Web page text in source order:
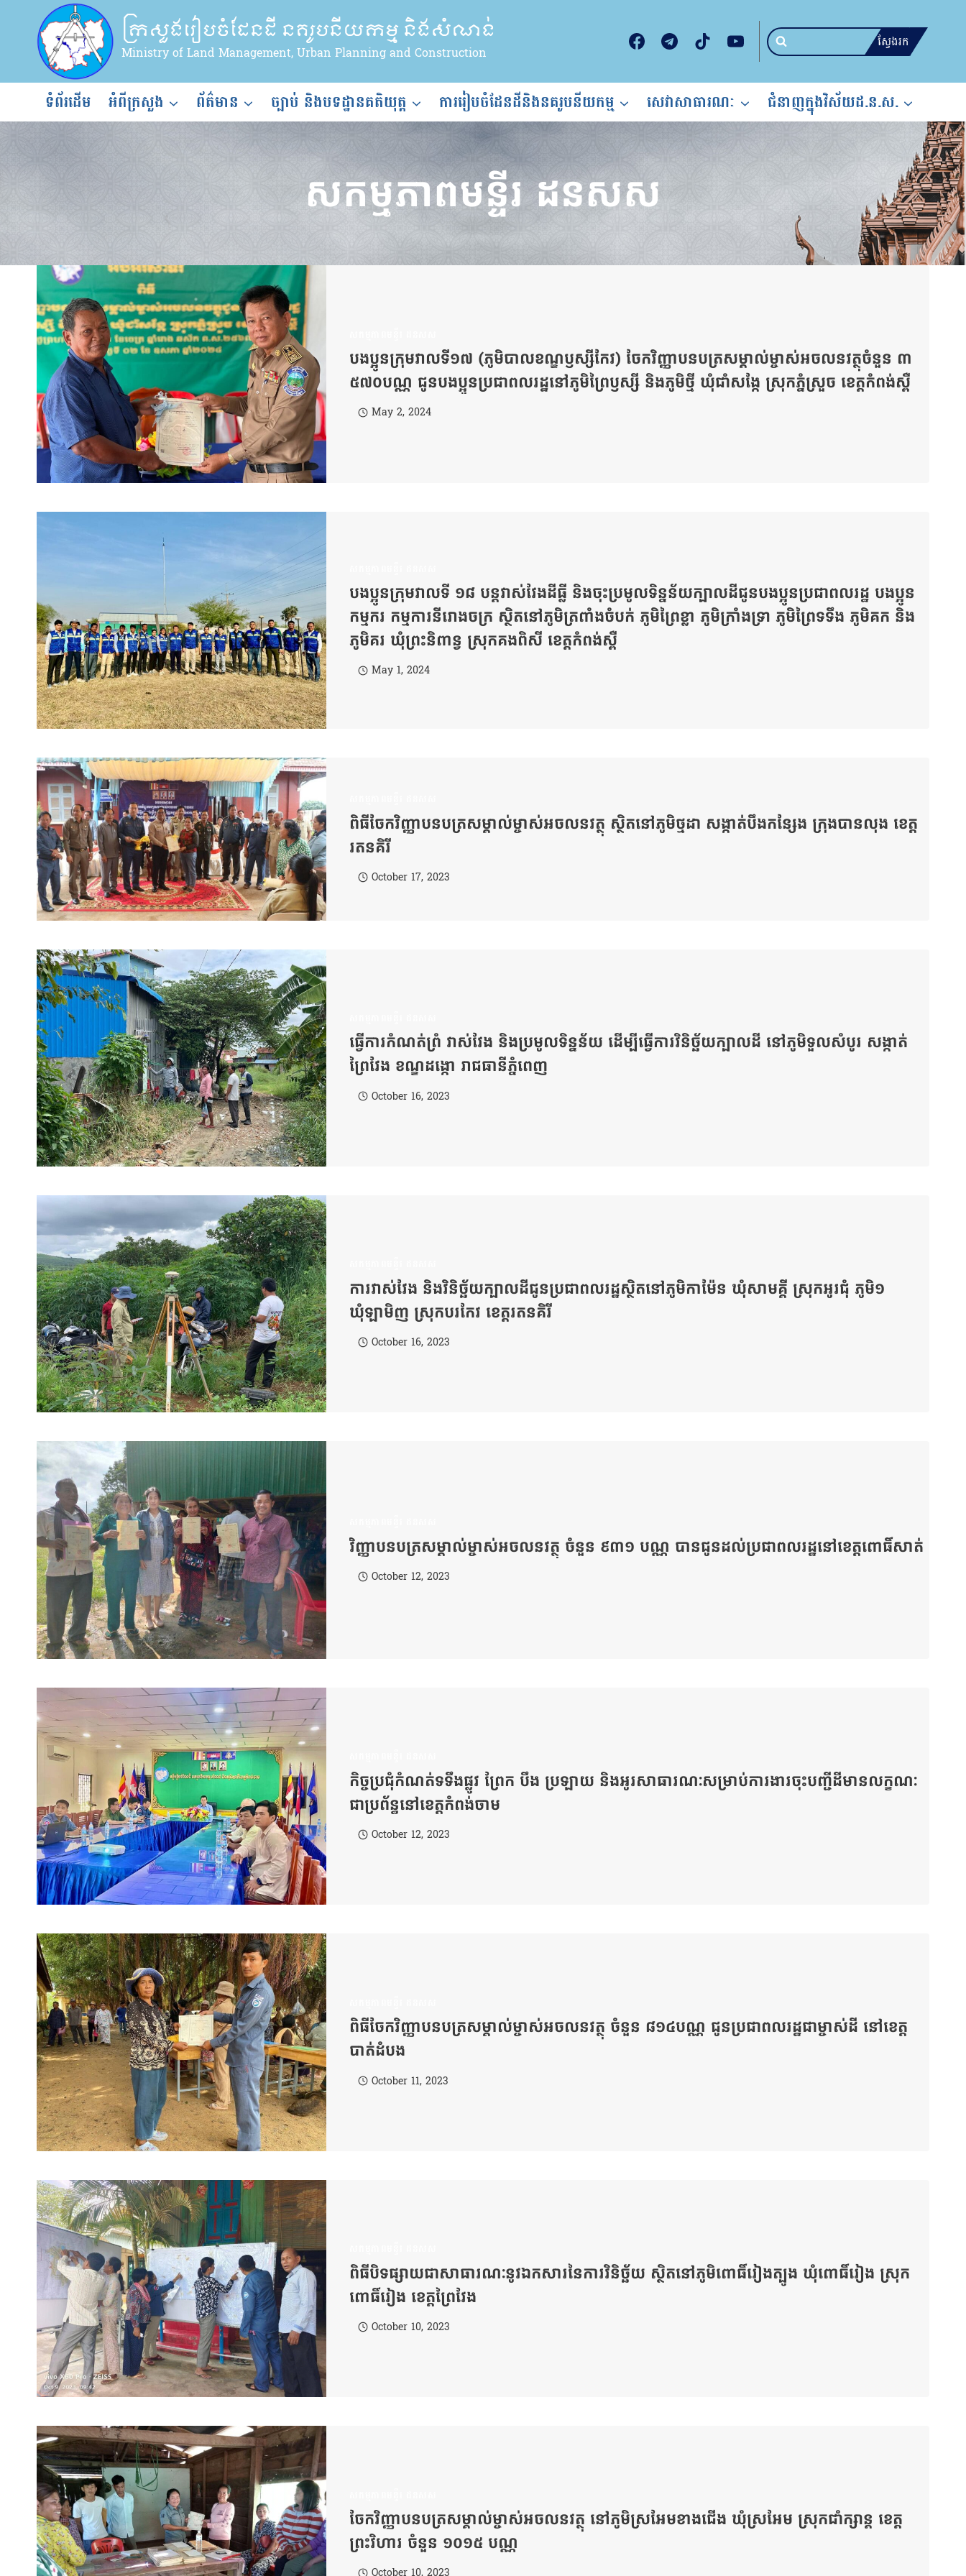
content
ក្រសួងរៀបចំដែនដី នគរូបនីយកម្ម និងសំណង់
Ministry of Land Management, Urban Planning and Construction
ស្វែងរក
ទំព័រដើម អំពីក្រសួង ព័ត៌មាន ច្បាប់ និងបទដ្ឋានគតិយុត្ត ការរៀបចំដែនដីនិងនគរូបនីយកម្ម សេវាសាធារណៈ ជំនាញក្នុងវិស័យដ.ន.ស.
សកម្មភាពមន្ទីរ ដនសស
បងប្អូនក្រុមវាលទី១៧ (ភូមិបាលខណ្ឌឫស្សីកែវ) ចែកវិញ្ញាបនបត្រសម្គាល់ម្ចាស់អចលនវត្ថុចំនួន ៣
៥៧០បណ្ណ ជូនបងប្អូនប្រជាពលរដ្ឋនៅភូមិព្រៃឫស្សី និងភូមិថ្មី ឃុំជាំសង្កែ ស្រុកភ្នំស្រួច ខេត្តកំពង់ស្ពឺ
May 2, 2024
បងប្អូនក្រុមវាលទី ១៨ បន្តវាស់វែងដីធ្លី និងចុះប្រមូលទិន្នន័យក្បាលដីជូនបងប្អូនប្រជាពលរដ្ឋ បងប្អូន
កម្មករ កម្មការនីរោងចក្រ ស្ថិតនៅភូមិត្រពាំងចំបក់ ភូមិព្រៃខ្លា ភូមិក្រាំងទ្រា ភូមិព្រៃទទឹង ភូមិគក និង
ភូមិគរ ឃុំព្រះនិពាន្វ ស្រុកគងពិសី ខេត្តកំពង់ស្ពឺ
May 1, 2024
ពិធីចែកវិញ្ញាបនបត្រសម្គាល់ម្ចាស់អចលនវត្ថុ ស្ថិតនៅភូមិថ្មដា សង្កាត់បឹងកន្សែង ក្រុងបានលុង ខេត្ត
រតនគិរី
October 17, 2023
ធ្វើការកំណត់ព្រំ វាស់វែង និងប្រមូលទិន្នន័យ ដើម្បីធ្វើការវិនិច្ឆ័យក្បាលដី នៅភូមិទួលសំបូរ សង្កាត់
ព្រៃវែង ខណ្ឌដង្កោ រាជធានីភ្នំពេញ
October 16, 2023
ការវាស់វែង និងវិនិច្ឆ័យក្បាលដីជូនប្រជាពលរដ្ឋស្ថិត​នៅភូមិកាម៉ែន ឃុំសាមគ្គី ស្រុកអូរជុំ ភូមិ១
ឃុំឡាមិញ ស្រុកបរកែវ​ ខេត្តរតនគិរី​
October 16, 2023
វិញ្ញាបនបត្រសម្គាល់ម្ចាស់អចលនវត្ថុ ចំនួន ៩៣១ បណ្ណ​ បានជូនដល់ប្រជាពលរដ្ឋនៅខេត្តពោធិ៍សាត់​
October 12, 2023
កិច្ចប្រជុំកំណត់ទទឹងផ្លូវ ព្រែក បឹង ប្រឡាយ និងអូរសាធារណៈសម្រាប់ការងារចុះបញ្ជីដីមានលក្ខណៈ
ជាប្រព័ន្ធនៅខេត្តកំពង់ចាម
October 12, 2023
ពិធីចែកវិញ្ញាបនបត្រសម្គាល់ម្ចាស់អចលនវត្ថុ ចំនួន ៨១៤បណ្ណ ជូនប្រជាពលរដ្ឋជាម្ចាស់ដី នៅខេត្ត
បាត់ដំបង
October 11, 2023
ពិធីបិទផ្សាយជាសាធារណៈនូវឯកសារនៃការវិនិច្ឆ័យ ស្ថិតនៅភូមិពោធិ៍រៀងត្បូង ឃុំពោធិ៍រៀង​ ស្រុក
ពោធិ៍រៀង ខេត្តព្រៃវែង
October 10, 2023
ចែកវិញ្ញាបនបត្រសម្គាល់ម្ចាស់អចលនវត្ថុ​ នៅភូមិស្រអែមខាងជើង ឃុំស្រអែម ស្រុកជាំក្សាន្ត ខេត្ត
ព្រះវិហារ ចំនួន ១០១៥ បណ្ណ